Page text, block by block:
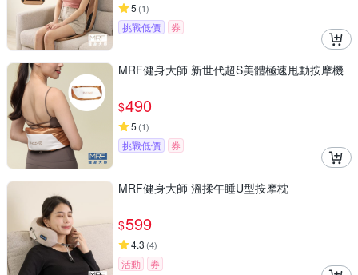
5 (1)
挑戰低價 券
MRF健身大師 新世代超S美體極速甩動按摩機
$490
5 (1)
挑戰低價 券
MRF健身大師 溫揉午睡U型按摩枕
$599
4.3 (4)
活動 券